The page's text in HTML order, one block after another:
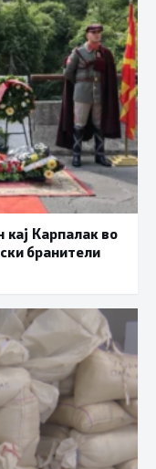
кај Карпалак во
бранители